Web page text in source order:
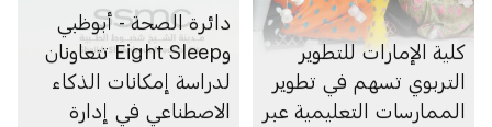
كلية الإمارات للتطوير
التربوي تسهم في تطوير
الممارسات التعليمية عبر
دائرة الصحة - أبوظبي
وEight Sleep تتعاونان
لدراسة إمكانات الذكاء
الاصطناعي في إدارة